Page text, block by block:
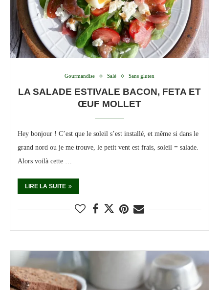
Gourmandise Salé Sans gluten
LA SALADE ESTIVALE BACON, FETA ET
ŒUF MOLLET
Hey bonjour ! C’est que le soleil s’est installé, et même si dans le
grand nord ou je me trouve, le petit vent est frais, soleil = salade.
Alors voilà cette …
LIRE LA SUITE